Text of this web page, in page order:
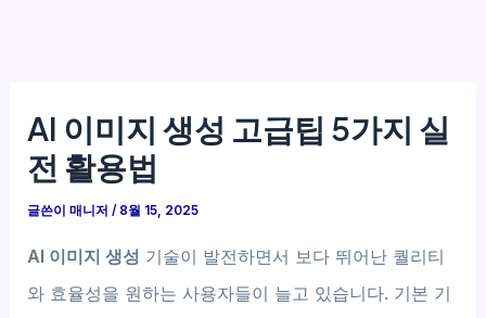
AI 이미지 생성 고급팁 5가지 실
전 활용법
글쓴이매니저/ 8월 15, 2025
AI 이미지 생성 기술이 발전하면서 보다 뛰어난 퀄리티
와 효율성을 원하는 사용자들이 늘고 있습니다. 기본 기